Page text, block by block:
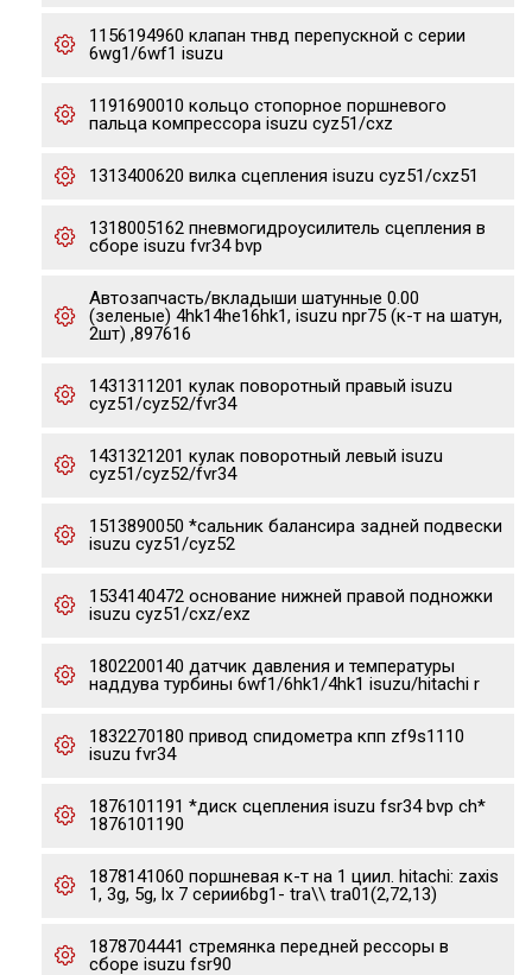
1156194960 клапан тнвд перепускной с серии
6wg1/6wf1 isuzu
1191690010 кольцо стопорное поршневого
пальца компрессора isuzu cyz51/cxz
1313400620 вилка сцепления isuzu cyz51/cxz51
1318005162 пневмогидроусилитель сцепления в
сборе isuzu fvr34 bvp
Автозапчасть/вкладыши шатунные 0.00
(зеленые) 4hk14he16hk1, isuzu npr75 (к-т на шатун,
2шт) ,897616
1431311201 кулак поворотный правый isuzu
cyz51/cyz52/fvr34
1431321201 кулак поворотный левый isuzu
cyz51/cyz52/fvr34
1513890050 *сальник балансира задней подвески
isuzu cyz51/cyz52
1534140472 основание нижней правой подножки
isuzu cyz51/cxz/exz
1802200140 датчик давления и температуры
наддува турбины 6wf1/6hk1/4hk1 isuzu/hitachi r
1832270180 привод спидометра кпп zf9s1110
isuzu fvr34
1876101191 *диск сцепления isuzu fsr34 bvp ch*
1876101190
1878141060 поршневая к-т на 1 циил. hitachi: zaxis
1, 3g, 5g, lx 7 серии6bg1- tra\\ tra01(2,72,13)
1878704441 стремянка передней рессоры в
сборе isuzu fsr90